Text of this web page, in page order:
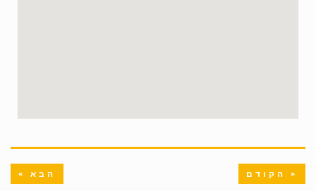
« הקודם הבא »